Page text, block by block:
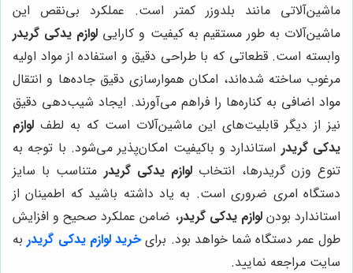
ماشین‌آلاتی مانند بلدوزر کمتر است. عملکرد بی‌نقص این
ماشین‌آلات به طور مستقیم به کیفیت و کارایی لوازم یدکی گریدر
وابسته است. قطعاتی که با طراحی دقیق و استفاده از مواد اولیه
مرغوب ساخته شده‌اند، امکان هموارسازی دقیق جاده‌ها و انتقال
مواد اضافی به کناره‌ها را فراهم می‌آورند. ایجاد شیب‌دهی دقیق
نیز از دیگر قابلیت‌های این ماشین‌آلات است که به لطف لوازم
یدکی گریدر استاندارد و باکیفیت امکان‌پذیر می‌شود. با توجه به
تنوع وزن گریدرها، انتخاب لوازم یدکی گریدر متناسب با سایز
دستگاه امری ضروری است. به یاد داشته باشید که اطمینان از
استاندارد بودنلوازم یدکی گریدر، ضامن عملکرد صحیح و افزایش
طول عمر دستگاه شما خواهد بود. برای خرید لوازم یدکی گریدربه
سایت مراجعه نمایید.